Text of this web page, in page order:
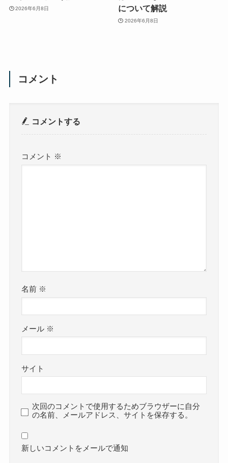
2026年6月8日
について解説
2026年6月8日
コメント
コメントする
コメント ※
名前 ※
メール ※
サイト
次回のコメントで使用するためブラウザーに自分
の名前、メールアドレス、サイトを保存する。
新しいコメントをメールで通知